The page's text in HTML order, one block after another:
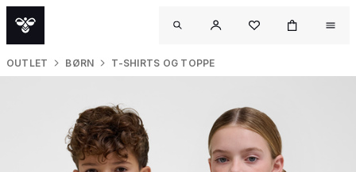
OUTLET BØRN T-SHIRTS OG TOPPE